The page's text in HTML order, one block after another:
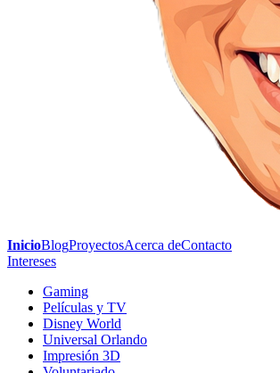
InicioBlogProyectosAcerca deContacto
Intereses
Gaming
Películas y TV
Disney World
Universal Orlando
Impresión 3D